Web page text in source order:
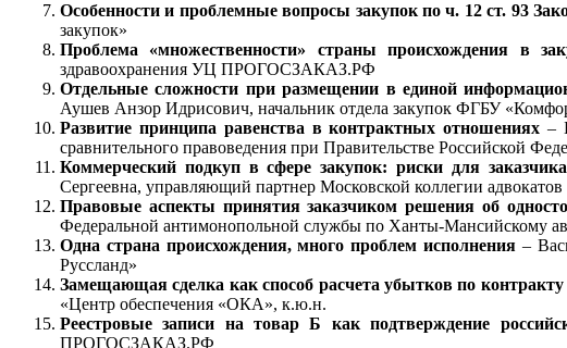
Особенности и проблемные вопросы закупок по ч. 12 ст. 93
закупок»
Проблема «множественности» страны происхождения в
здравоохранения УЦ ПРОГОСЗАКАЗ.РФ
Отдельные сложности при размещении в единой
Аушев Анзор Идрисович, начальник отдела закупок ФГБУ
Развитие принципа равенства в контрактных отношениях –
сравнительного правоведения при Правительстве Российской
Коммерческий подкуп в сфере закупок: риски для
Сергеевна, управляющий партнер Московской коллегии
Правовые аспекты принятия заказчиком решения об
Федеральной антимонопольной службы по Ханты-Мансийскому
Одна страна происхождения, много проблем исполнения –
Руссланд»
Замещающая сделка как способ расчета убытков по контракту
«Центр обеспечения «ОКА», к.ю.н.
Реестровые записи на товар Б как подтверждение
ПРОГОСЗАКАЗ.РФ